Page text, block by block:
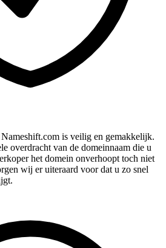
is veilig en gemakkelijk.
overdracht van de domeinnaam die u
het domein onverhoopt toch niet
wij er uiteraard voor dat u zo snel